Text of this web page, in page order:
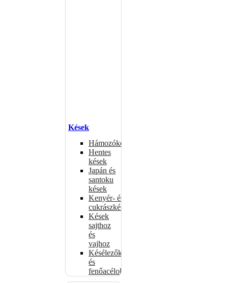
Kések
Hámozókések
Hentes
kések
Japán és
santoku
kések
Kenyér- és
cukrászkések
Kések
sajthoz
és
vajhoz
Késélezők
és
fenőacélok